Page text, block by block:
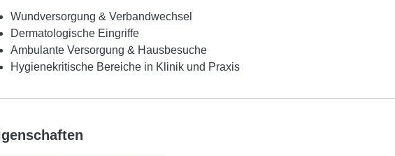
Wundversorgung & Verbandwechsel
Dermatologische Eingriffe
Ambulante Versorgung & Hausbesuche
Hygienekritische Bereiche in Klinik und Praxis